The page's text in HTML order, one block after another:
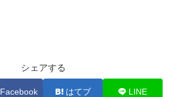
シェアする
Facebook はてブ LINE